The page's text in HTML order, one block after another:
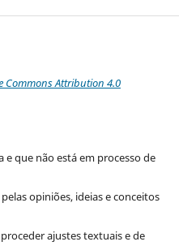
Commons Attribution 4.0
que não está em processo de
opiniões, ideias e conceitos
ajustes textuais e de